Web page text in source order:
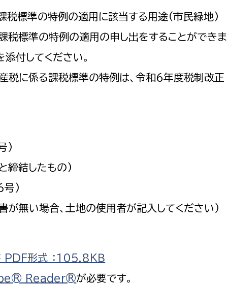
環境・エネルギー
地域経済
都市基盤
行政経営
観光
病院
課
者部
課
者支援課
観光課
標準の特例の適用に該当する用途(市民緑地)
税標準の特例の適用の申し出をすることができま
付してください。
に係る課税標準の特例は、令和６年度税制改正
)
締結したもの)
号)
が無い場合、土地の使用者が記入してください)
PDF形式 ：105.8ＫＢ
Reader®が必要です。